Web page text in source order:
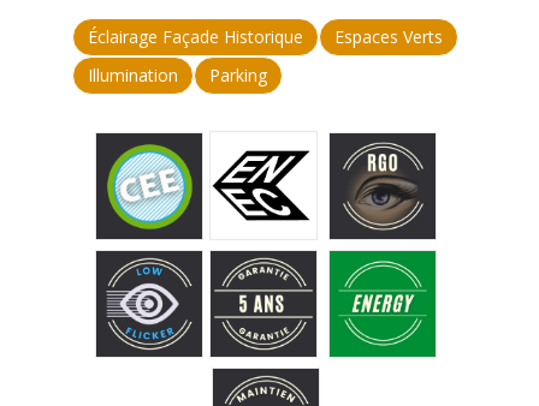
Éclairage Façade Historique
Espaces Verts
Illumination
Parking